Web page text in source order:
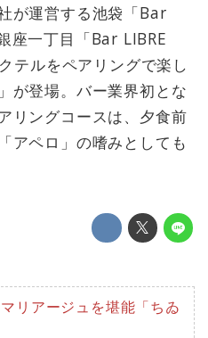
が運営する池袋「Bar
座一丁目「Bar LIBRE
テルをペアリングで楽し
が登場。バー業界初とな
リングコースは、夕食前
アペロ」の嗜みとしても
リアージュを堪能「ちゐ